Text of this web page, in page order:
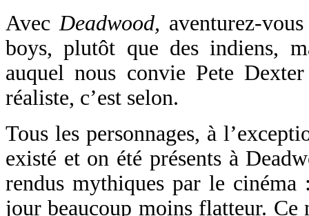
Avec Deadwood, aventurez-
boys, plutôt que des indiens,
auquel nous convie Pete
réaliste, c’est selon.
Tous les personnages, à
existé et on été présents à
rendus mythiques par le
jour beaucoup moins flatteur. Ce